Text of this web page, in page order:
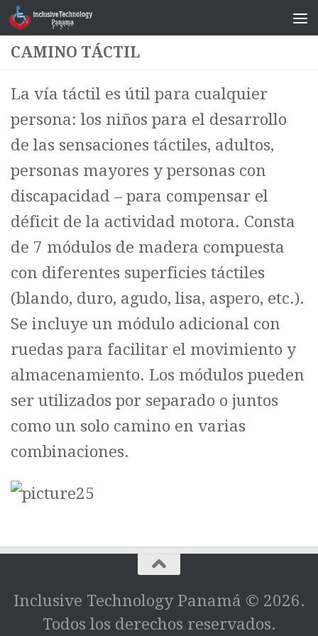
Saltar al contenido
CAMINO TÁCTIL
La vía táctil es útil para cualquier
persona: los niños para el desarrollo
de las sensaciones táctiles, adultos,
personas mayores y personas con
discapacidad – para compensar el
déficit de la actividad motora. Consta
de 7 módulos de madera compuesta
con diferentes superficies táctiles
(blando, duro, agudo, lisa, aspero, etc.).
Se incluye un módulo adicional con
ruedas para facilitar el movimiento y
almacenamiento. Los módulos pueden
ser utilizados por separado o juntos
como un solo camino en varias
combinaciones.
Inclusive Technology Panamá © 2026.
Todos los derechos reservados.